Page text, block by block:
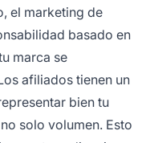
el marketing de
basado en
marca se
afiliados tienen un
bien tu
solo volumen. Esto